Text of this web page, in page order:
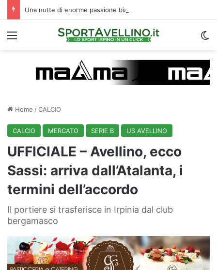
Menu
Home /CALCIO
CALCIO MERCATO SERIE B US AVELLINO
UFFICIALE – Avellino, ecco
Sassi: arriva dall’Atalanta, i
termini dell’accordo
Il portiere si trasferisce in Irpinia dal club
bergamasco